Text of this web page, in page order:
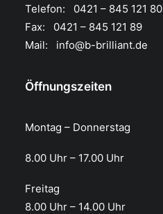
Telefon: 0421 – 845 121 80
Fax: 0421 – 845 121 89
Mail: info@b-brilliant.de
Öffnungszeiten
Montag – Donnerstag
8.00 Uhr – 17.00 Uhr​
Freitag
8.00 Uhr – 14.00 Uhr